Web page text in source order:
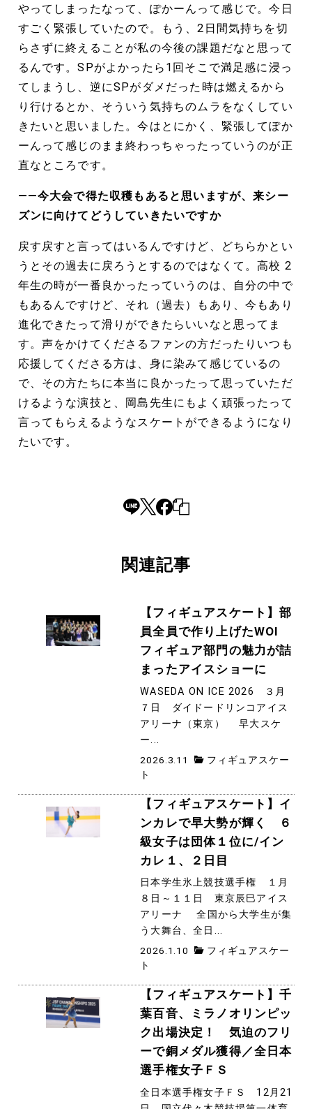
やってしまったなって、ぽかーんって感じで。今日
すごく緊張していたので。もう、2日間気持ちを切
らさずに終えることが私の今後の課題だなと思って
るんです。SPがよかったら1回そこで満足感に浸っ
てしまうし、逆にSPがダメだった時は燃えるから
り行けるとか、そういう気持ちのムラをなくしてい
きたいと思いました。今はとにかく、緊張してぽか
ーんって感じのまま終わっちゃったっていうのが正
直なところです。
――今大会で得た収穫もあると思いますが、来シー
ズンに向けてどうしていきたいですか
戻す戻すと言ってはいるんですけど、どちらかとい
うとその過去に戻ろうとするのではなくて。高校 2
年生の時が一番良かったっていうのは、自分の中で
もあるんですけど、それ（過去）もあり、今もあり
進化できたって滑りができたらいいなと思ってま
す。声をかけてくださるファンの方だったりいつも
応援してくださる方は、身に染みて感じているの
で、その方たちに本当に良かったって思っていただ
けるような演技と、岡島先生にもよく頑張ったって
言ってもらえるようなスケートができるようになり
たいです。
関連記事
【フィギュアスケート】部
員全員で作り上げたWOI
フィギュア部門の魅力が詰
まったアイスショーに
WASEDA ON ICE 2026 ３月
７日 ダイドードリンコアイス
アリーナ（東京） 早大スケ
ー...
2026.3.11
フィギュアスケー
ト
【フィギュアスケート】イ
ンカレで早大勢が輝く ６
級女子は団体１位に/イン
カレ１、２日目
日本学生氷上競技選手権 １月
８日～１１日 東京辰巳アイス
アリーナ 全国から大学生が集
う大舞台、全日...
2026.1.10
フィギュアスケー
ト
【フィギュアスケート】千
葉百音、ミラノオリンピッ
ク出場決定！ 気迫のフリ
ーで銅メダル獲得／全日本
選手権女子ＦＳ
全日本選手権女子ＦＳ 12月21